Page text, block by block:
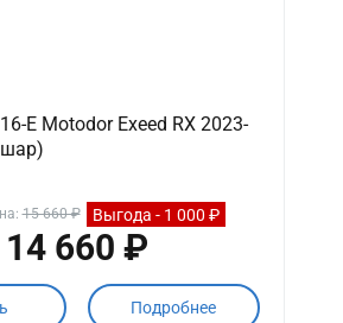
E Motodor Exeed RX 2023-
шар)
15 660 ₽ Выгода - 1 000 ₽
14 660 ₽
Подробнее